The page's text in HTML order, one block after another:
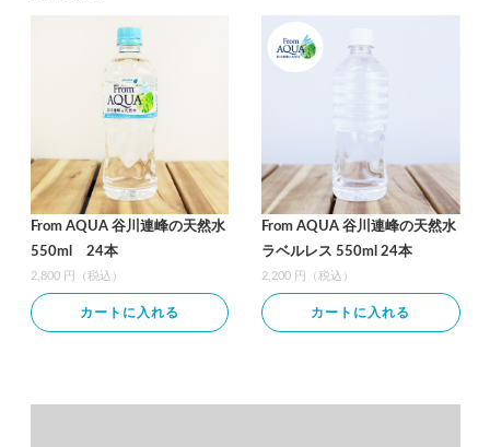
From AQUA 谷川連峰の天然水
550ml 24本
2,800 円（税込）
カートに入れる
From AQUA 谷川連峰の天然水
ラベルレス 550ml 24本
2,200 円（税込）
カートに入れる